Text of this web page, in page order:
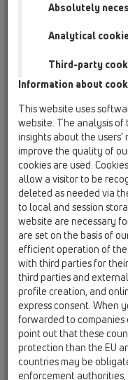
Резервни
Плосък
02
Резервни
Клинов
02
Резервни
02
Резервни
Верижка
02
Резервни
Защитен
Absolutely
Analytical
Third-party
Information about
This website uses
website. The analysis
insights about the
improve the quality of
cookies are used.
allow a visitor to be
deleted as needed via
to local and session
website are necessary
are set on the basis of
efficient operation of
with third parties for
third parties and
profile creation, and
express consent. When
forwarded to companies
point out that these
protection than the EU
countries may be
enforcement